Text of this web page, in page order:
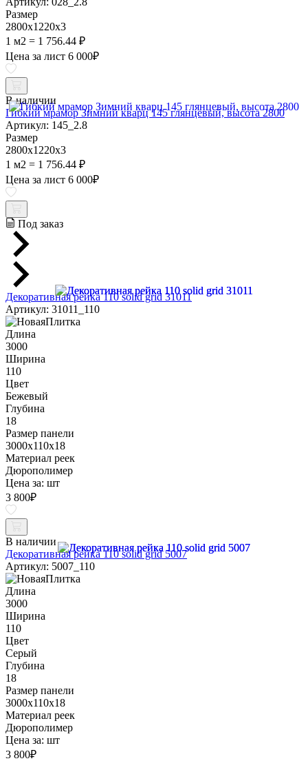
Размер
2800х1220х3
1 м2 = 1 756.44 ₽
Цена за лист 6 000₽
В наличии
Гибкий мрамор Зимний кварц 145 глянцевый, высота 2800
Артикул: 145_2.8
Размер
2800х1220х3
1 м2 = 1 756.44 ₽
Цена за лист 6 000₽
Под заказ
Декоративная рейка 110 solid grid 31011
Артикул: 31011_110
Длина
3000
Ширина
110
Цвет
Бежевый
Глубина
18
Размер панели
3000x110x18
Материал реек
Дюрополимер
Цена за: шт
3 800₽
В наличии
Декоративная рейка 110 solid grid 5007
Артикул: 5007_110
Длина
3000
Ширина
110
Цвет
Серый
Глубина
18
Размер панели
3000x110x18
Материал реек
Дюрополимер
Цена за: шт
3 800₽